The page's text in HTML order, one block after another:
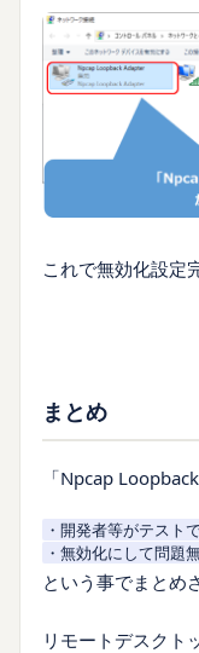
これで無効化設定
まとめ
「Npcap
・開発者等がテスト
・無効化にして問題
という事でまとめ
リモートデスクト